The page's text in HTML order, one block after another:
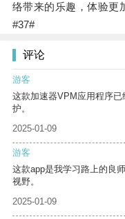
络带来的乐趣，体验更
#37#
评论
游客
这款加速器VPM应用程序
护。
2025-01-09
游客
这款app是我学习路上的良
视野。
2025-01-09